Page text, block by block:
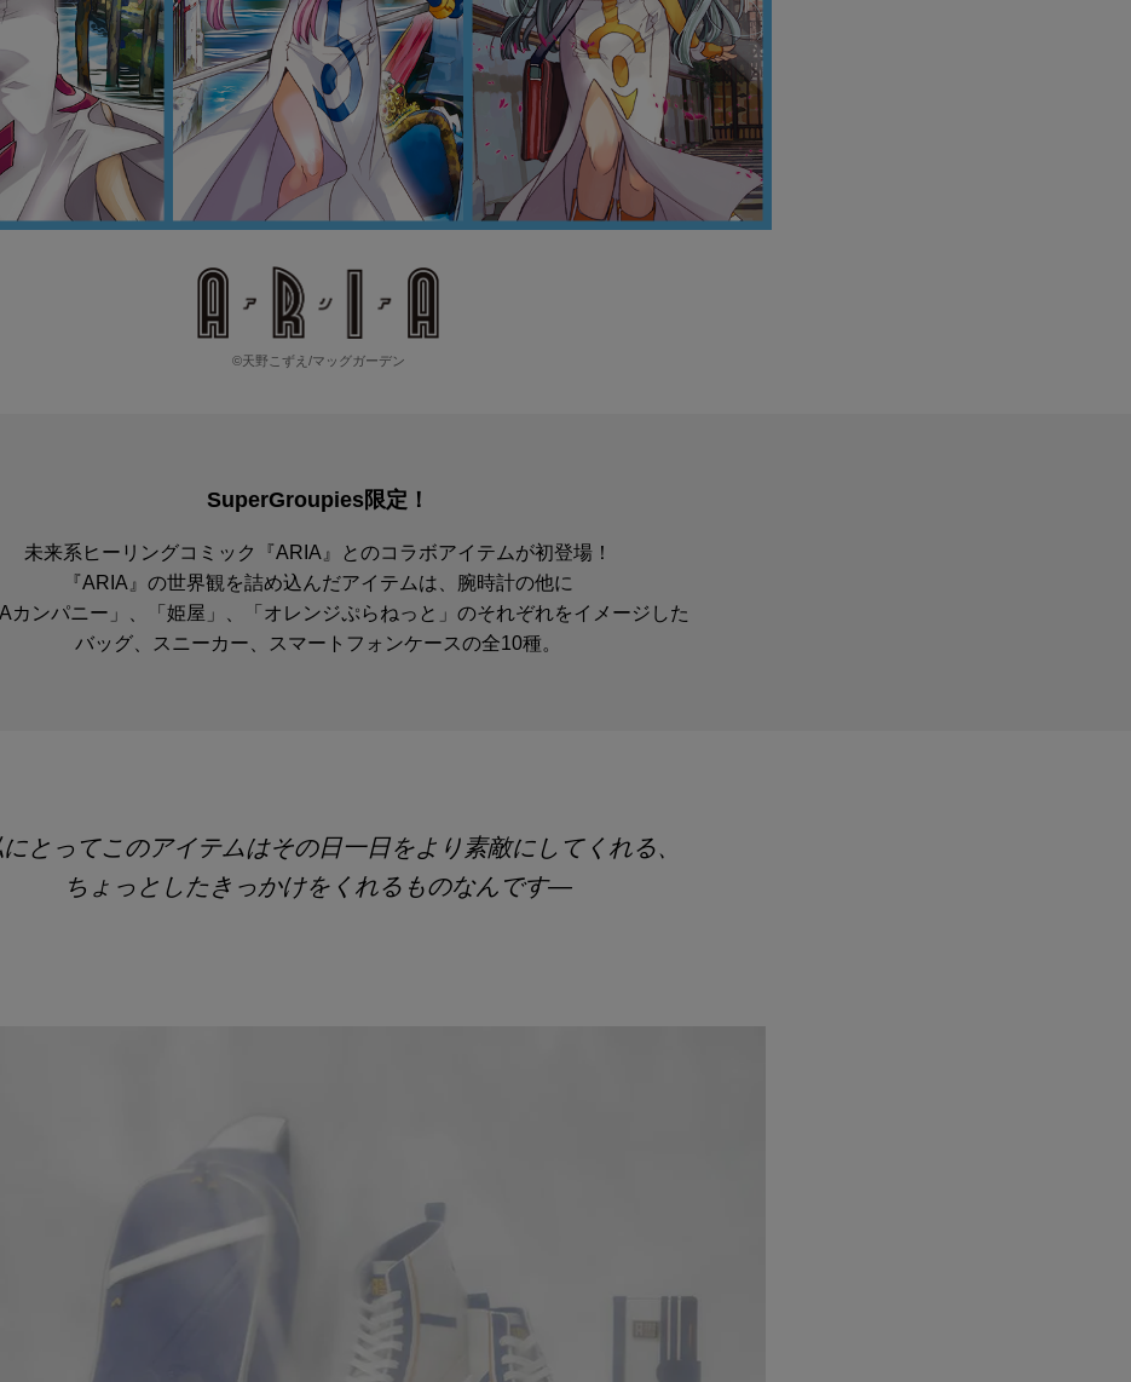
©天野こずえ/マッグガーデン
SuperGroupies限定！
未来系ヒーリングコミック『ARIA』とのコラボアイテムが初登場！
『ARIA』の世界観を詰め込んだアイテムは、腕時計の他に
カンパニー」、「姫屋」、「オレンジぷらねっと」のそれぞれをイメージした
バッグ、スニーカー、スマートフォンケースの全10種。
とってこのアイテムはその日一日をより素敵にしてくれる、
ちょっとしたきっかけをくれるものなんです―